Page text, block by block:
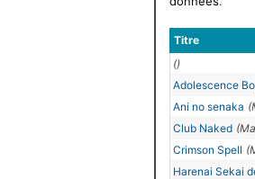
Titre
()
Adolescence
Ani no senaka
Club Naked
Crimson Spell
Harenai Sekai